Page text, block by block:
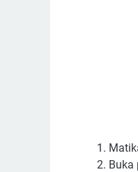
Buka